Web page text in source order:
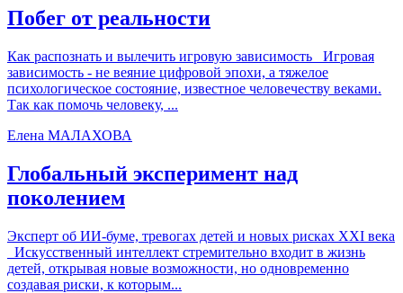
Побег от реальности
Как распознать и вылечить игровую зависимость Игровая
зависимость - не веяние цифровой эпохи, а тяжелое
психологическое состояние, известное человечеству веками.
Так как помочь человеку, ...
Елена МАЛАХОВА
Глобальный эксперимент над
поколением
Эксперт об ИИ-буме, тревогах детей и новых рисках XXI века
Искусственный интеллект стремительно входит в жизнь
детей, открывая новые возможности, но одновременно
создавая риски, к которым...